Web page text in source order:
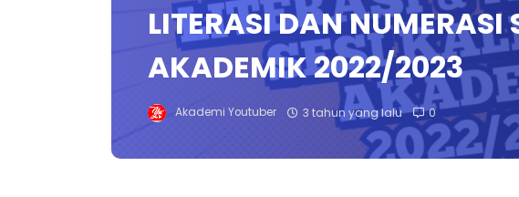
LITERASI DAN NUMERASI
AKADEMIK 2022/2023
Akademi Youtuber 3 tahun yang lalu 0